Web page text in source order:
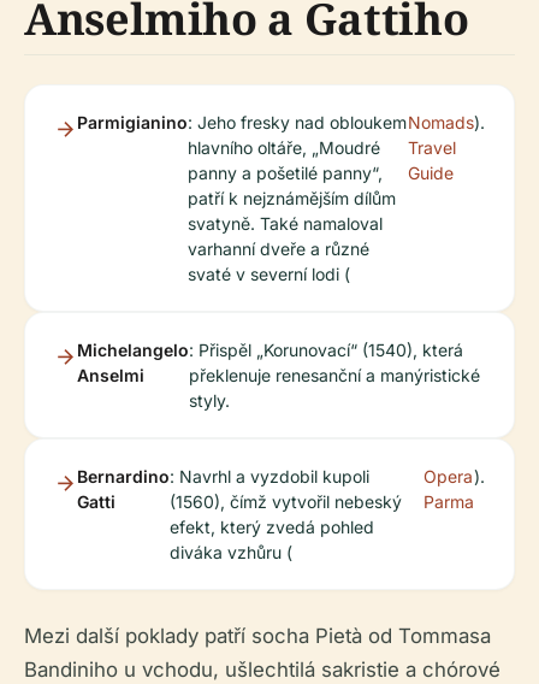
Anselmiho a Gattiho
Parmigianino: Jeho fresky nad obloukem
hlavního oltáře, „Moudré
panny a pošetilé panny“,
patří k nejznámějším dílům
svatyně. Také namaloval
varhanní dveře a různé
svaté v severní lodi (
Nomads
Travel
Guide
).
Michelangelo
Anselmi
: Přispěl „Korunovací“ (1540), která
překlenuje renesanční a manýristické
styly.
Bernardino
Gatti
: Navrhl a vyzdobil kupoli
(1560), čímž vytvořil nebeský
efekt, který zvedá pohled
diváka vzhůru (
Opera
Parma
).
Mezi další poklady patří socha Pietà od Tommasa
Bandiniho u vchodu, ušlechtilá sakristie a chórové